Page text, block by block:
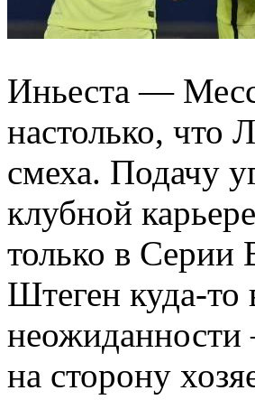
Иньеста —
настолько, что
смеха. Подачу
клубной
только в Серии
Штеген куда-
неожиданности
на сторону